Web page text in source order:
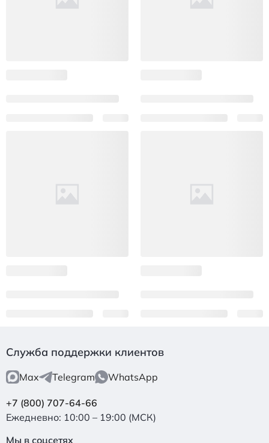
Служба поддержки клиентов
Max Telegram WhatsApp
+7 (800) 707-64-66
Ежедневно: 10:00 – 19:00 (МСК)
Мы в соцсетях